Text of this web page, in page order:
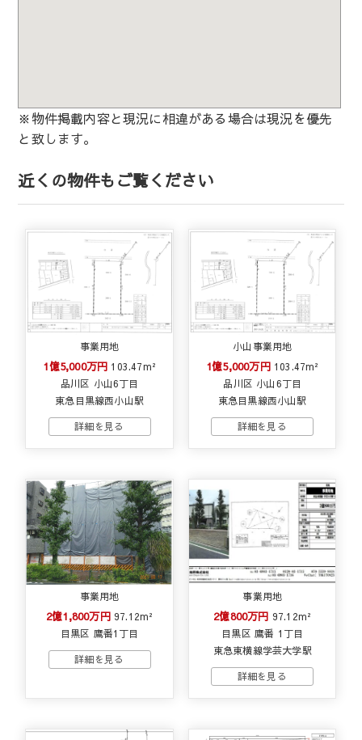
※物件掲載内容と現況に相違がある場合は現況を優先
と致します。
近くの物件もご覧ください
事業用地
1億5,000万円 103.47m²
品川区 小山6丁目
東急目黒線西小山駅
小山事業用地
1億5,000万円 103.47m²
品川区 小山6丁目
東急目黒線西小山駅
事業用地
2億1,800万円 97.12m²
目黒区 鷹番1丁目
事業用地
2億800万円 97.12m²
目黒区 鷹番 1丁目
東急東横線学芸大学駅